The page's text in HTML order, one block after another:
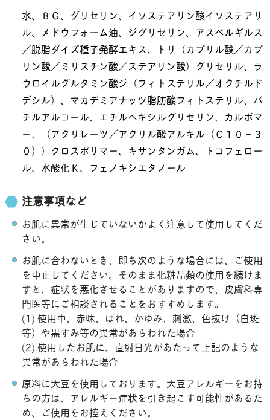
水、ＢＧ、グリセリン、イソステアリン酸イソステアリ
ル、メドウフォーム油、ジグリセリン、アスペルギルス
／脱脂ダイズ種子発酵エキス、トリ（カプリル酸／カプ
リン酸／ミリスチン酸／ステアリン酸）グリセリル、ラ
ウロイルグルタミン酸ジ（フィトステリル／オクチルド
デシル）、マカデミアナッツ脂肪酸フィトステリル、バ
チルアルコール、エチルヘキシルグリセリン、カルボマ
ー、（アクリレーツ／アクリル酸アルキル（Ｃ１０－３
０））クロスポリマー、キサンタンガム、トコフェロー
ル、水酸化Ｋ、フェノキシエタノール
注意事項など
お肌に異常が生じていないかよく注意して使用してくだ
さい。
お肌に合わないとき、即ち次のような場合には、ご使用
を中止してください。そのまま化粧品類の使用を続けま
すと、症状を悪化させることがありますので、皮膚科専
門医等にご相談されることをおすすめします。
(1) 使用中、赤味、はれ、かゆみ、刺激、色抜け（白斑
等）や黒すみ等の異常があらわれた場合
(2) 使用したお肌に、直射日光があたって上記のような
異常があらわれた場合
原料に大豆を使用しております。大豆アレルギーをお持
ちの方は、アレルギー症状を引き起こす可能性があるた
め、ご使用をお控えください。